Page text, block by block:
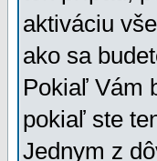
aktiváciu
ako sa
Pokiaľ Vám
pokiaľ ste
Jednym z